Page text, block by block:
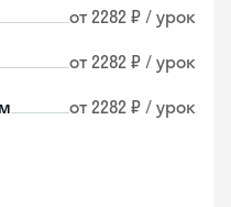
от 2282 ₽ / урок
от 2282 ₽ / урок
от 2282 ₽ / урок